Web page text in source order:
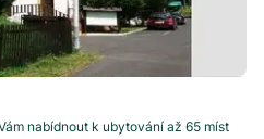
nabídnout k ubytování až 65 míst